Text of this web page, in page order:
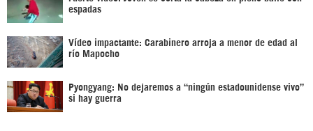
espadas
Vídeo impactante: Carabinero arroja a menor de edad al
río Mapocho
Pyongyang: No dejaremos a “ningún estadounidense vivo”
si hay guerra